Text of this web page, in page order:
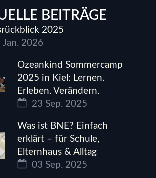
BEITRÄGE
2025
Jan. 2026
Ozeankind Sommercamp
2025 in Kiel: Lernen.
Erleben. Verändern.
23 Sep. 2025
Was ist BNE? Einfach
erklärt – für Schule,
Elternhaus & Alltag
03 Sep. 2025